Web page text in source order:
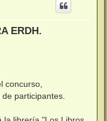
ERDH.
concurso,
participantes.